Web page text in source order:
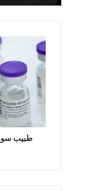
طبيب
سوري
يتطوع
للمساعدة
في
التلقيح
ترحيله
طبيب